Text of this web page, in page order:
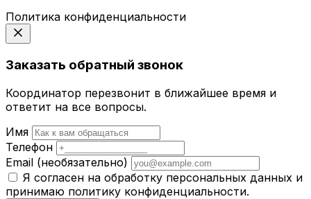
Политика конфиденциальности
Заказать обратный звонок
Координатор перезвонит в ближайшее время и
ответит на все вопросы.
Имя
Телефон
Email (необязательно)
Я согласен на обработку персональных данных и
принимаю политику конфиденциальности.